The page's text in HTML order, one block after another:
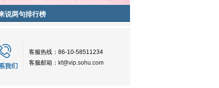
说两句排行榜
客服热线：86-10-58511234
客服邮箱： kf@vip.sohu.com